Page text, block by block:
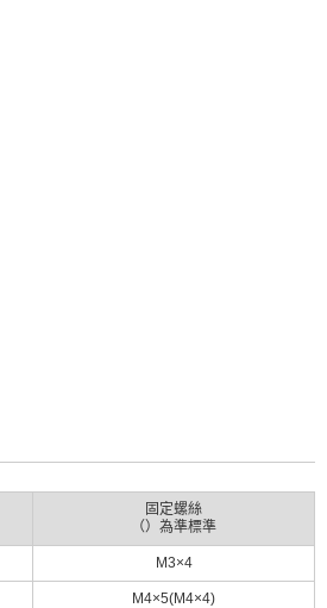
固定螺絲
（）為準標準
M3×4
M4×5(M4×4)